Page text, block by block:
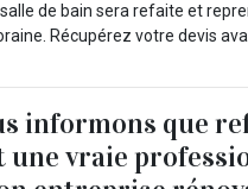
de bain sera refaite et
Récupérez votre devis
informons que
une vraie